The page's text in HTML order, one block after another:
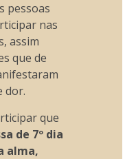
pessoas
nas
assim
que de
dor.
que
de 7º dia
alma,